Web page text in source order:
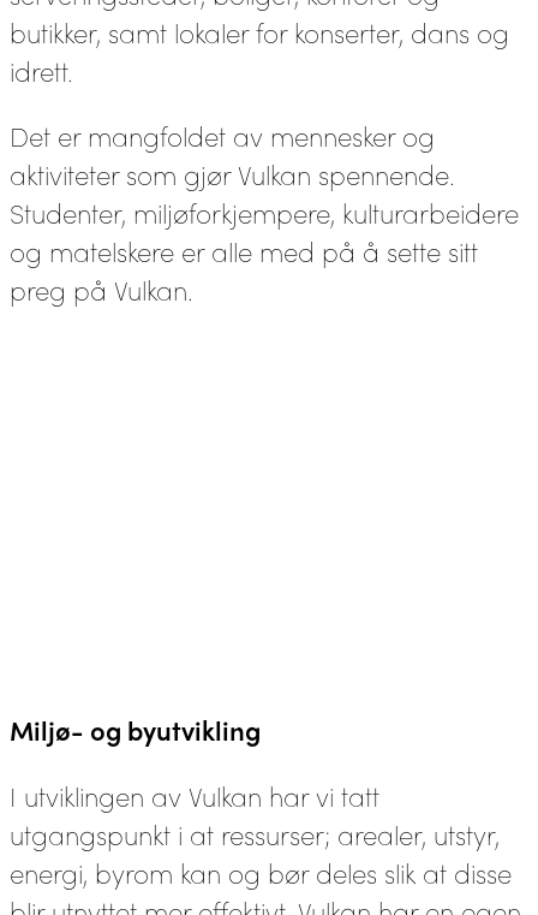
butikker, samt lokaler for konserter, dans og
idrett.
Det er mangfoldet av mennesker og
aktiviteter som gjør Vulkan spennende.
Studenter, miljøforkjempere, kulturarbeidere
og matelskere er alle med på å sette sitt
preg på Vulkan.
Miljø- og byutvikling
I utviklingen av Vulkan har vi tatt
utgangspunkt i at ressurser; arealer, utstyr,
energi, byrom kan og bør deles slik at disse